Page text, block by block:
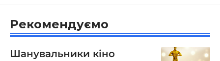
Рекомендуємо
Шанувальники кіно